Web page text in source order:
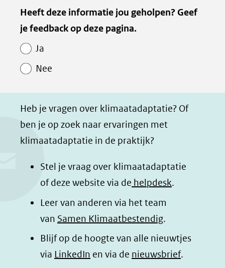
l
e
a
b
o
o
(opent
in
nieuw
venster)
l
e
i
d
I
(opent
in
nieuw
venster)
l
e
h
t
a
p
(opent
in
nieuw
venster)
z
e
n
d
l
e
o
p
B
l
Kopie
van
Paginawaardering
Heeft deze informatie jou geholpen? Geef
je feedback op deze pagina.
Ja
Nee
Heb je vragen over klimaatadaptatie? Of
ben je op zoek naar ervaringen met
klimaatadaptatie in de praktijk?
Stel je vraag over klimaatadaptatie
of deze website via de helpdesk.
Leer van anderen via het team
van Samen Klimaatbestendig.
Blijf op de hoogte van alle nieuwtjes
via LinkedIn (opent
en via de nieuwsbrief.